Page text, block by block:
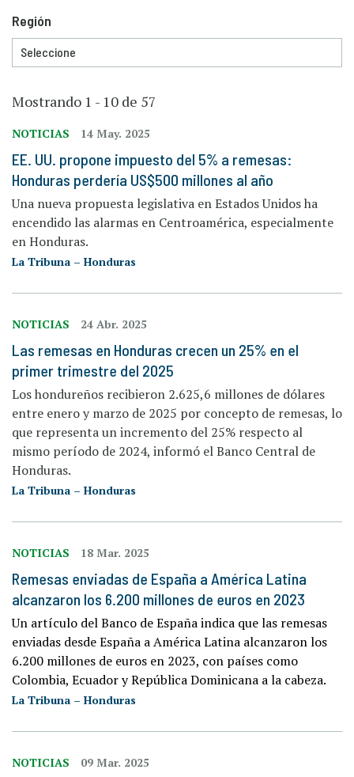
Mostrando 1 - 10 de 57
NOTICIAS 14 May. 2025
EE. UU. propone impuesto del 5% a remesas:
Honduras perdería US$500 millones al año
Una nueva propuesta legislativa en Estados Unidos ha
encendido las alarmas en Centroamérica, especialmente
en Honduras.
La Tribuna – Honduras
NOTICIAS 24 Abr. 2025
Las remesas en Honduras crecen un 25% en el
primer trimestre del 2025
Los hondureños recibieron 2.625,6 millones de dólares
entre enero y marzo de 2025 por concepto de remesas, lo
que representa un incremento del 25% respecto al
mismo período de 2024, informó el Banco Central de
Honduras.
La Tribuna – Honduras
NOTICIAS 18 Mar. 2025
Remesas enviadas de España a América Latina
alcanzaron los 6.200 millones de euros en 2023
Un artículo del Banco de España indica que las remesas
enviadas desde España a América Latina alcanzaron los
6.200 millones de euros en 2023, con países como
Colombia, Ecuador y República Dominicana a la cabeza.
La Tribuna – Honduras
NOTICIAS 09 Mar. 2025
Región